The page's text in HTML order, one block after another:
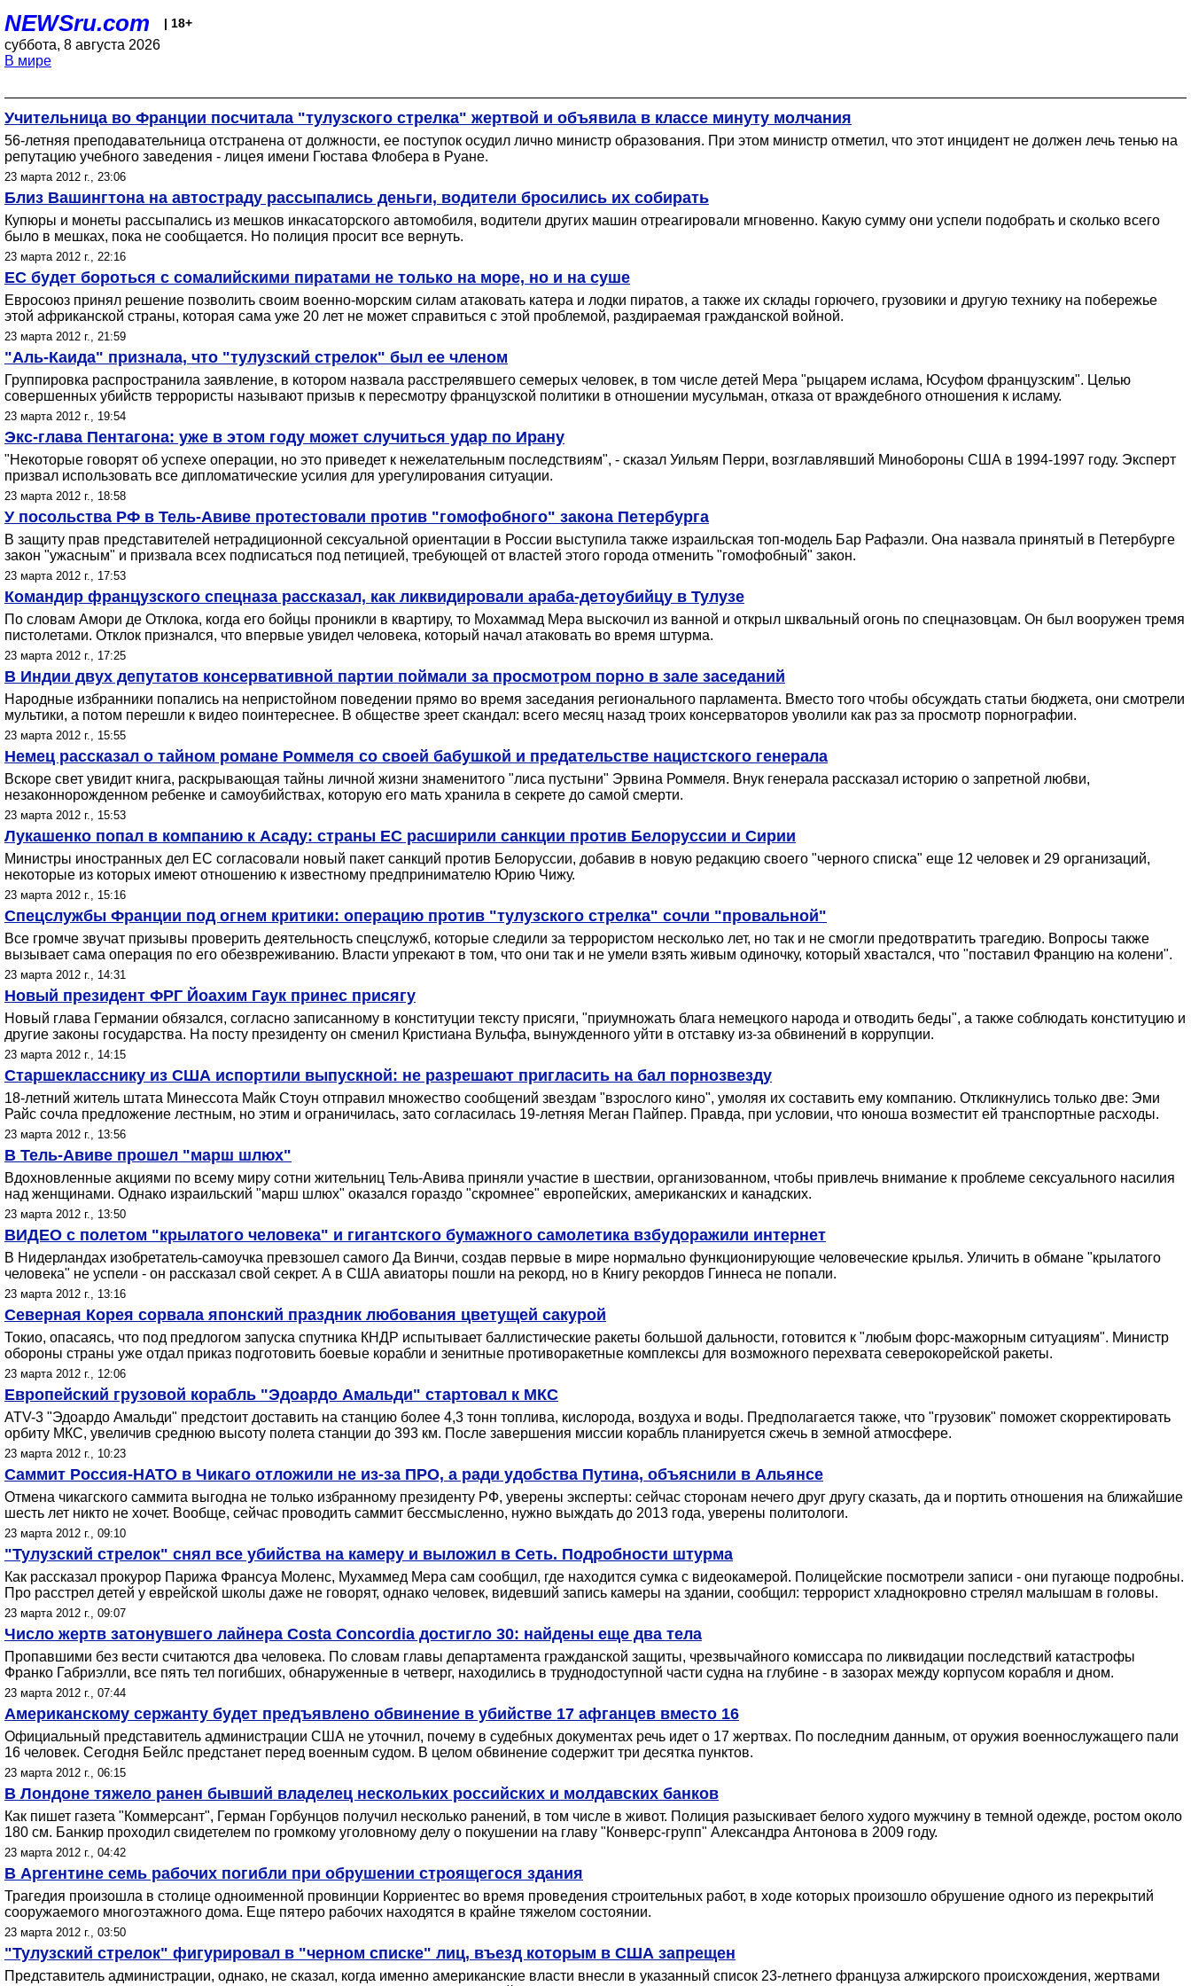
NEWSru.com | 18+
суббота, 8 августа 2026
В мире
Учительница во Франции посчитала "тулузского стрелка" жертвой и объявила в классе минуту молчания
56-летняя преподавательница отстранена от должности, ее поступок осудил лично министр образования. При этом министр отметил, что этот инцидент не должен лечь тенью на
репутацию учебного заведения - лицея имени Гюстава Флобера в Руане.
23 марта 2012 г., 23:06
Близ Вашингтона на автостраду рассыпались деньги, водители бросились их собирать
Купюры и монеты рассыпались из мешков инкасаторского автомобиля, водители других машин отреагировали мгновенно. Какую сумму они успели подобрать и сколько всего
было в мешках, пока не сообщается. Но полиция просит все вернуть.
23 марта 2012 г., 22:16
ЕС будет бороться с сомалийскими пиратами не только на море, но и на суше
Евросоюз принял решение позволить своим военно-морским силам атаковать катера и лодки пиратов, а также их склады горючего, грузовики и другую технику на побережье
этой африканской страны, которая сама уже 20 лет не может справиться с этой проблемой, раздираемая гражданской войной.
23 марта 2012 г., 21:59
"Аль-Каида" признала, что "тулузский стрелок" был ее членом
Группировка распространила заявление, в котором назвала расстрелявшего семерых человек, в том числе детей Мера "рыцарем ислама, Юсуфом французским". Целью
совершенных убийств террористы называют призыв к пересмотру французской политики в отношении мусульман, отказа от враждебного отношения к исламу.
23 марта 2012 г., 19:54
Экс-глава Пентагона: уже в этом году может случиться удар по Ирану
"Некоторые говорят об успехе операции, но это приведет к нежелательным последствиям", - сказал Уильям Перри, возглавлявший Минобороны США в 1994-1997 году. Эксперт
призвал использовать все дипломатические усилия для урегулирования ситуации.
23 марта 2012 г., 18:58
У посольства РФ в Тель-Авиве протестовали против "гомофобного" закона Петербурга
В защиту прав представителей нетрадиционной сексуальной ориентации в России выступила также израильская топ-модель Бар Рафаэли. Она назвала принятый в Петербурге
закон "ужасным" и призвала всех подписаться под петицией, требующей от властей этого города отменить "гомофобный" закон.
23 марта 2012 г., 17:53
Командир французского спецназа рассказал, как ликвидировали араба-детоубийцу в Тулузе
По словам Амори де Отклока, когда его бойцы проникли в квартиру, то Мохаммад Мера выскочил из ванной и открыл шквальный огонь по спецназовцам. Он был вооружен тремя
пистолетами. Отклок признался, что впервые увидел человека, который начал атаковать во время штурма.
23 марта 2012 г., 17:25
В Индии двух депутатов консервативной партии поймали за просмотром порно в зале заседаний
Народные избранники попались на непристойном поведении прямо во время заседания регионального парламента. Вместо того чтобы обсуждать статьи бюджета, они смотрели
мультики, а потом перешли к видео поинтереснее. В обществе зреет скандал: всего месяц назад троих консерваторов уволили как раз за просмотр порнографии.
23 марта 2012 г., 15:55
Немец рассказал о тайном романе Роммеля со своей бабушкой и предательстве нацистского генерала
Вскоре свет увидит книга, раскрывающая тайны личной жизни знаменитого "лиса пустыни" Эрвина Роммеля. Внук генерала рассказал историю о запретной любви,
незаконнорожденном ребенке и самоубийствах, которую его мать хранила в секрете до самой смерти.
23 марта 2012 г., 15:53
Лукашенко попал в компанию к Асаду: страны ЕС расширили санкции против Белоруссии и Сирии
Министры иностранных дел ЕС согласовали новый пакет санкций против Белоруссии, добавив в новую редакцию своего "черного списка" еще 12 человек и 29 организаций,
некоторые из которых имеют отношению к известному предпринимателю Юрию Чижу.
23 марта 2012 г., 15:16
Спецслужбы Франции под огнем критики: операцию против "тулузского стрелка" сочли "провальной"
Все громче звучат призывы проверить деятельность спецслужб, которые следили за террористом несколько лет, но так и не смогли предотвратить трагедию. Вопросы также
вызывает сама операция по его обезвреживанию. Власти упрекают в том, что они так и не умели взять живым одиночку, который хвастался, что "поставил Францию на колени".
23 марта 2012 г., 14:31
Новый президент ФРГ Йоахим Гаук принес присягу
Новый глава Германии обязался, согласно записанному в конституции тексту присяги, "приумножать блага немецкого народа и отводить беды", а также соблюдать конституцию и
другие законы государства. На посту президенту он сменил Кристиана Вульфа, вынужденного уйти в отставку из-за обвинений в коррупции.
23 марта 2012 г., 14:15
Старшекласснику из США испортили выпускной: не разрешают пригласить на бал порнозвезду
18-летний житель штата Минессота Майк Стоун отправил множество сообщений звездам "взрослого кино", умоляя их составить ему компанию. Откликнулись только две: Эми
Райс сочла предложение лестным, но этим и ограничилась, зато согласилась 19-летняя Меган Пайпер. Правда, при условии, что юноша возместит ей транспортные расходы.
23 марта 2012 г., 13:56
В Тель-Авиве прошел "марш шлюх"
Вдохновленные акциями по всему миру сотни жительниц Тель-Авива приняли участие в шествии, организованном, чтобы привлечь внимание к проблеме сексуального насилия
над женщинами. Однако израильский "марш шлюх" оказался гораздо "скромнее" европейских, американских и канадских.
23 марта 2012 г., 13:50
ВИДЕО с полетом "крылатого человека" и гигантского бумажного самолетика взбудоражили интернет
В Нидерландах изобретатель-самоучка превзошел самого Да Винчи, создав первые в мире нормально функционирующие человеческие крылья. Уличить в обмане "крылатого
человека" не успели - он рассказал свой секрет. А в США авиаторы пошли на рекорд, но в Книгу рекордов Гиннеса не попали.
23 марта 2012 г., 13:16
Северная Корея сорвала японский праздник любования цветущей сакурой
Токио, опасаясь, что под предлогом запуска спутника КНДР испытывает баллистические ракеты большой дальности, готовится к "любым форс-мажорным ситуациям". Министр
обороны страны уже отдал приказ подготовить боевые корабли и зенитные противоракетные комплексы для возможного перехвата северокорейской ракеты.
23 марта 2012 г., 12:06
Европейский грузовой корабль "Эдоардо Амальди" стартовал к МКС
ATV-3 "Эдоардо Амальди" предстоит доставить на станцию более 4,3 тонн топлива, кислорода, воздуха и воды. Предполагается также, что "грузовик" поможет скорректировать
орбиту МКС, увеличив среднюю высоту полета станции до 393 км. После завершения миссии корабль планируется сжечь в земной атмосфере.
23 марта 2012 г., 10:23
Саммит Россия-НАТО в Чикаго отложили не из-за ПРО, а ради удобства Путина, объяснили в Альянсе
Отмена чикагского саммита выгодна не только избранному президенту РФ, уверены эксперты: сейчас сторонам нечего друг другу сказать, да и портить отношения на ближайшие
шесть лет никто не хочет. Вообще, сейчас проводить саммит бессмысленно, нужно выждать до 2013 года, уверены политологи.
23 марта 2012 г., 09:10
"Тулузский стрелок" снял все убийства на камеру и выложил в Сеть. Подробности штурма
Как рассказал прокурор Парижа Франсуа Моленс, Мухаммед Мера сам сообщил, где находится сумка с видеокамерой. Полицейские посмотрели записи - они пугающе подробны.
Про расстрел детей у еврейской школы даже не говорят, однако человек, видевший запись камеры на здании, сообщил: террорист хладнокровно стрелял малышам в головы.
23 марта 2012 г., 09:07
Число жертв затонувшего лайнера Costa Concordia достигло 30: найдены еще два тела
Пропавшими без вести считаются два человека. По словам главы департамента гражданской защиты, чрезвычайного комиссара по ликвидации последствий катастрофы
Франко Габриэлли, все пять тел погибших, обнаруженные в четверг, находились в труднодоступной части судна на глубине - в зазорах между корпусом корабля и дном.
23 марта 2012 г., 07:44
Американскому сержанту будет предъявлено обвинение в убийстве 17 афганцев вместо 16
Официальный представитель администрации США не уточнил, почему в судебных документах речь идет о 17 жертвах. По последним данным, от оружия военнослужащего пали
16 человек. Сегодня Бейлс предстанет перед военным судом. В целом обвинение содержит три десятка пунктов.
23 марта 2012 г., 06:15
В Лондоне тяжело ранен бывший владелец нескольких российских и молдавских банков
Как пишет газета "Коммерсант", Герман Горбунцов получил несколько ранений, в том числе в живот. Полиция разыскивает белого худого мужчину в темной одежде, ростом около
180 см. Банкир проходил свидетелем по громкому уголовному делу о покушении на главу "Конверс-групп" Александра Антонова в 2009 году.
23 марта 2012 г., 04:42
В Аргентине семь рабочих погибли при обрушении строящегося здания
Трагедия произошла в столице одноименной провинции Корриентес во время проведения строительных работ, в ходе которых произошло обрушение одного из перекрытий
сооружаемого многоэтажного дома. Еще пятеро рабочих находятся в крайне тяжелом состоянии.
23 марта 2012 г., 03:50
"Тулузский стрелок" фигурировал в "черном списке" лиц, въезд которым в США запрещен
Представитель администрации, однако, не сказал, когда именно американские власти внесли в указанный список 23-летнего француза алжирского происхождения, жертвами